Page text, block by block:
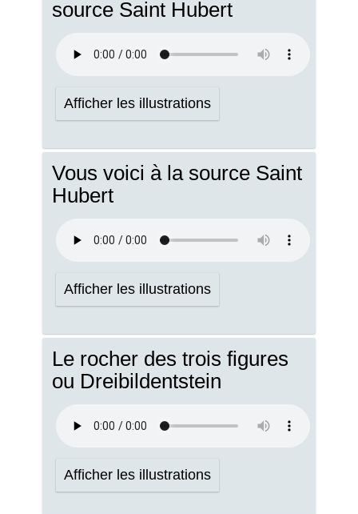
source Saint Hubert
Afficher les illustrations
Vous voici à la source Saint
Hubert
Afficher les illustrations
Le rocher des trois figures
ou Dreibildentstein
Afficher les illustrations